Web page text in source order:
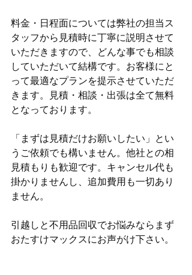
料金・日程面については弊社の担当ス
タッフから見積時に丁寧に説明させて
いただきますので、どんな事でも相談
していただいて結構です。お客様にと
って最適なプランを提示させていただ
きます。見積・相談・出張は全て無料
となっております。
「まずは見積だけお願いしたい」とい
うご依頼でも構いません。他社との相
見積もりも歓迎です。キャンセル代も
掛かりませんし、追加費用も一切あり
ません。
引越しと不用品回収でお悩みならまず
おたすけマックスにお声がけ下さい。